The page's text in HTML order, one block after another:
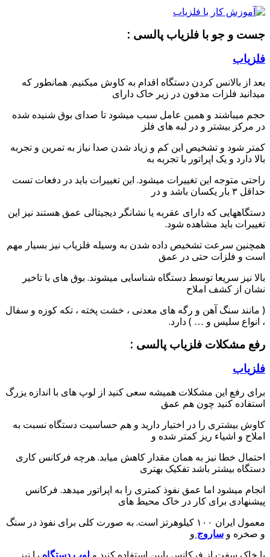
جست و جو با فلزیاب پالسی :
فلزیاب
بعد از بالانس کردن دستگاه اقدام به کاوش میکنیم. همانطور که
میدانید فلزات مدفون در زیر خاک دارای
حجم میباشند و همین عامل سبب میشود تا صدای بوق شنیده شده
در مرکز بیشتر و در لبه های فلز
کمتر شود و تشخیص این کم و زیاد شدن صدا نیاز به تمرین و تجربه
بالا دارد و یک اپراتور با تجربه به
راحتی متوجه این تغییرات میشود. این تغییرات باید در دفعات تست
حداقل ۳ بار یکسان باشد و در
دستگاههایی که دارای عقربه یا نشانگر دیجیتالی عمق هستند نیز این
تغییرات باید مشاهده شود.
همچنین سرعت تشخیص داده شدن به وسیله فلزیاب نیز بسیار مهم
است و فلزات حتی در عمق
بالا نیز سریعا توسط دستگاه شناسایی میشوند. بوق های با تاخیر
نشان از کشف املاح
( مانند سنگ آهن و رگه های معدنی ، خشت پخته ، تکه کوزه و سفال
، انواع سلیس و … ) دارد.
رفع مشکلات فلزیاب پالسی :
فلزیاب
برای رفع این مشکلات همیشه سعی کنید از لوپ های با اندازه یزرگ
استفاده کنید چون هم عمق
کاوش بیشتری را در اختیار دارید و هم حساسیت دستگاه نسبت به
املاح و اشیاء ریز کمتر شده و
احتمال خطا نیز به همان مقدار کاهش میابد. هرچه فرکانس کاری
دستگاه بیشتر باشد تفکیک بهتری
انجام میشود اما عمق نفوذ کمتری را به اپراتور میدهد. فرکانس
پیشنهادی برای کار در خاک محیط های
معمول ایران ۱۰۰ کیلوهرتز است. به صورت کلی برای نفوذ در سنگ
و صخره و ساروج و